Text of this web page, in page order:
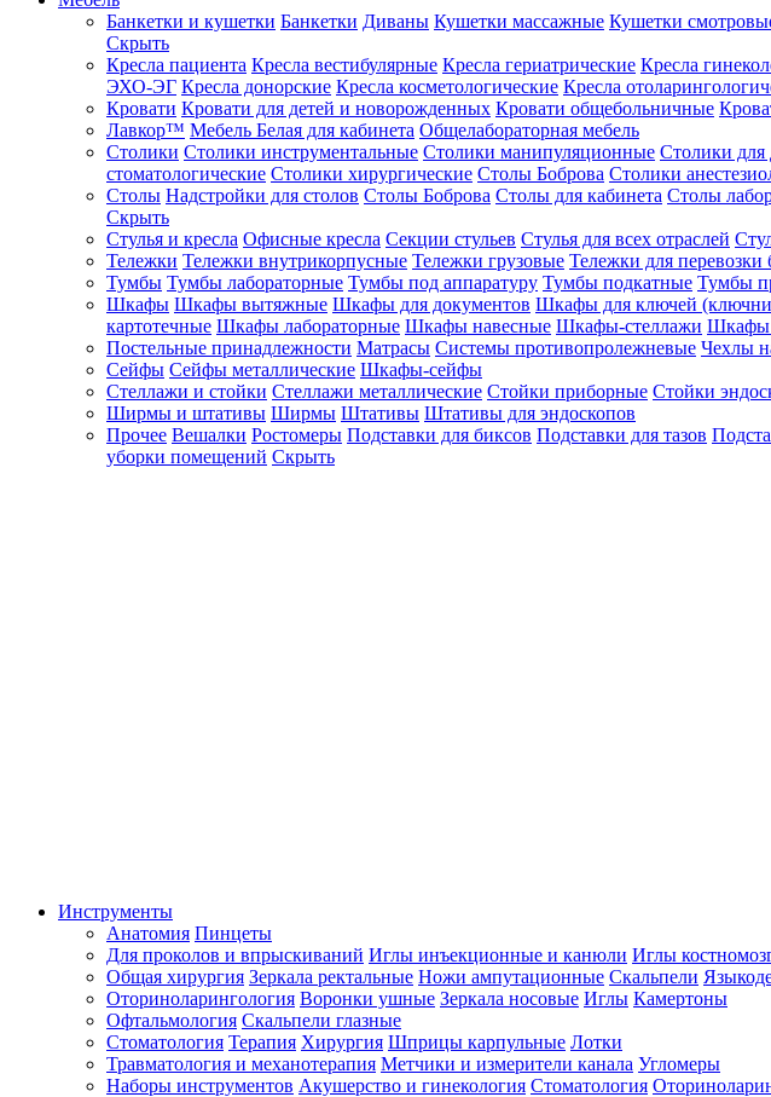
Банкетки и кушетки Банкетки Диваны Кушетки массажные Кушетки
Скрыть
Кресла пациента Кресла вестибулярные Кресла гериатрические Кресла
ЭХО-ЭГ Кресла донорские Кресла косметологические Кресла
Кровати Кровати для детей и новорожденных Кровати общебольничные
Лавкор™ Мебель Белая для кабинета Общелабораторная мебель
Столики Столики инструментальные Столики манипуляционные Столики для
стоматологические Столики хирургические Столы Боброва Столики
Столы Надстройки для столов Столы Боброва Столы для кабинета Столы
Скрыть
Стулья и кресла Офисные кресла Секции стульев Стулья для всех отраслей
Тележки Тележки внутрикорпусные Тележки грузовые Тележки для перевозки
Тумбы Тумбы лабораторные Тумбы под аппаратуру Тумбы подкатные Тумбы
Шкафы Шкафы вытяжные Шкафы для документов Шкафы для ключей
картотечные Шкафы лабораторные Шкафы навесные Шкафы-стеллажи Шкафы
Постельные принадлежности Матрасы Системы противопролежневые Чехлы
Сейфы Сейфы металлические Шкафы-сейфы
Стеллажи и стойки Стеллажи металлические Стойки приборные Стойки
Ширмы и штативы Ширмы Штативы Штативы для эндоскопов
Прочее Вешалки Ростомеры Подставки для биксов Подставки для тазов
уборки помещений Скрыть
Инструменты
Анатомия Пинцеты
Для проколов и впрыскиваний Иглы инъекционные и канюли Иглы
Общая хирургия Зеркала ректальные Ножи ампутационные Скальпели
Оториноларингология Воронки ушные Зеркала носовые Иглы Камертоны
Офтальмология Скальпели глазные
Стоматология Терапия Хирургия Шприцы карпульные Лотки
Травматология и механотерапия Метчики и измерители канала Угломеры
Наборы инструментов Акушерство и гинекология Стоматология